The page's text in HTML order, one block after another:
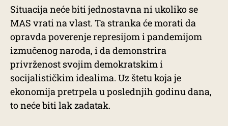
Situacija neće biti jednostavna ni ukoliko se
MAS vrati na vlast. Ta stranka će morati da
opravda poverenje represijom i pandemijom
izmučenog naroda, i da demonstrira
privrženost svojim demokratskim i
socijalističkim idealima. Uz štetu koja je
ekonomija pretrpela u poslednjih godinu dana,
to neće biti lak zadatak.